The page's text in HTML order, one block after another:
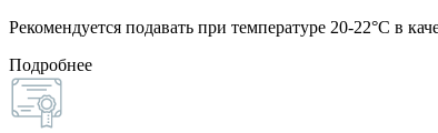
Рекомендуется подавать при температуре 20-22°С в
Подробнее